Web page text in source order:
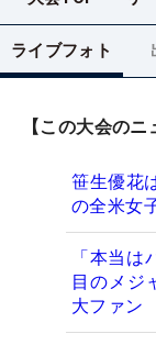
ライブフォト
【この大会のニ
笹生優花
の全米女
「本当
目のメジ
大ファン